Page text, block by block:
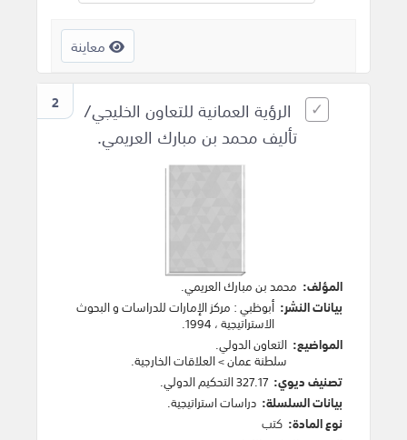
معاينة
2
الرؤية العمانية للتعاون الخليجي/
تأليف محمد بن مبارك العريمي.
المؤلف: محمد بن مبارك العريمي.
بيانات النشر: أبوظبي: مركز الإمارات للدراسات و البحوث
الاستراتيجية، 1994
.
المواضيع: التعاون الدولي.
سلطنة عمان>العلاقات الخارجية.
تصنيف ديوي: 327.17 التحكيم الدولي.
بيانات السلسلة: دراسات استراتيجية.
نوع المادة: كتب